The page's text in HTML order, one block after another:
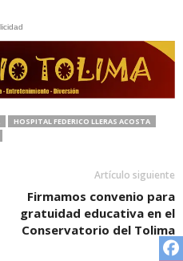
HOSPITAL FEDERICO LLERAS ACOSTA
Artículo siguiente
Firmamos convenio para
gratuidad educativa en el
Conservatorio del Tolima